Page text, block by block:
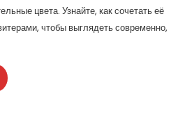
цвета. Узнайте, как сочетать её
чтобы выглядеть современно,